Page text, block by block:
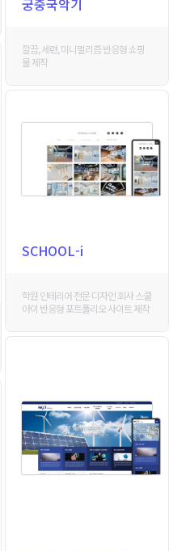
궁중국악기
깔끔, 세련, 미니멀리즘 반응형 쇼핑
몰 제작
SCHOOL-i
학원 인테리어 전문 디자인 회사 스쿨
아이 반응형 포트폴리오 사이트 제작